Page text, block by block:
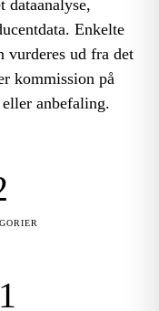
dataanalyse,
Enkelte
ud fra det
kommission på
eller anbefaling.